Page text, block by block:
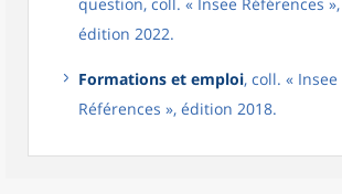
édition 2022.
Formations et emploi, coll. « Insee
Références », édition 2018.